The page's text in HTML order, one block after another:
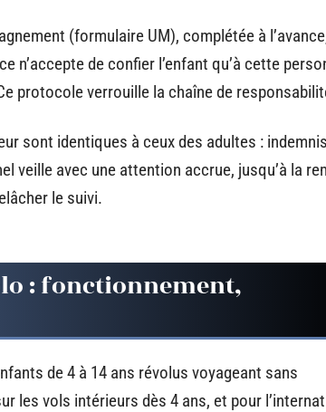
(formulaire UM), complétée à
n’accepte de confier l’enfant qu’à cette
protocole verrouille la chaîne de
sont identiques à ceux des adultes :
veille avec une attention accrue, jusqu’à la
le suivi.
: fonctionnement,
de 4 à 14 ans révolus voyageant sans
les vols intérieurs dès 4 ans, et pour